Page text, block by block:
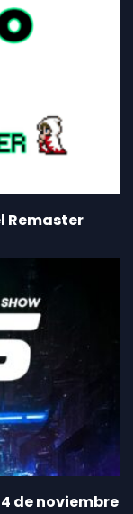
Remaster
4 de noviembre